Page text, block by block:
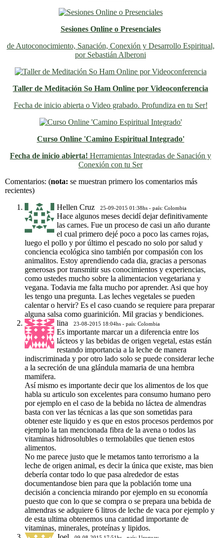
Sesiones Online o Presenciales
de Autoconocimiento, Sanación, Conexión y Desarrollo Espiritual,
por Sebastián Alberoni
Taller de Meditación So Ham Online por Videoconferencia
Fecha de inicio abierta o Video grabado. Profundiza en tu Ser!
Curso Online 'Camino Espiritual Integrado'
Fecha de inicio abierta! Herramientas Integradas de Sanación y
Conexión con tu Ser
Previo
Siguiente
Comentarios: (nota: se muestran primero los comentarios más
recientes)
Hellen Cruz
25-09-2015 01:38hs - país: Colombia
Hace algunos meses decidí dejar definitivamente
las carnes. Fue un proceso de casi un año durante
el cual primero dejé poco a poco las carnes rojas,
luego el pollo y por último el pescado no solo por salud y
conciencia ecológica sino también por compasión con los
animalitos. Estoy aprendiendo cada dia, gracias a personas
generosas por transmitir sus conocimientos y experiencias,
como ustedes mucho sobre la alimentacion vegetariana y
vegana. Todavia me falta mucho por aprender. Asi que hoy
les tengo una pregunta. Las leches vegetales se pueden
calentar o hervir? Es el caso cuando se requiere para preparar
alguna salsa como guarinición. Mil gracias y bendiciones.
lina
23-08-2015 18:04hs - país: Colombia
Es importante marcar un a diferencia entre los
lácteos y las bebidas de origen vegetal, estas están
restando importancia a la leche de manera
indiscriminada y por otro lado solo se puede considerar leche
a la secreción de una glándula mamaria de una hembra
mamifera.
Así mismo es importante decir que los alimentos de los que
habla su articulo son excelentes para consumo humano pero
por ejemplo en el caso de la bebida no láctea de almendras
basta con ver las técnicas a las que son sometidas para
obtener este liquido y es que en estos procesos perdemos por
ejemplo la tan mencionada fibra de la avena o todos las
vitaminas hidrosolubles o termolabiles que tienen estos
alimentos.
No me parece justo que le metamos tanto terrorismo a la
leche de origen animal, es decir la única que existe, mas bien
debería contar todo lo que pasa alrededor de estas
documentandose bien para que la población tome una
decisión a conciencia mirando por ejemplo en su economía
puesto que con lo que se compra o se prepara una bebida de
almendras se adquiere 6 litros de leche de vaca por ejemplo y
de esta ultima obtenemos una cantidad importante de
vitaminas, minerales, proteínas y lipidos.